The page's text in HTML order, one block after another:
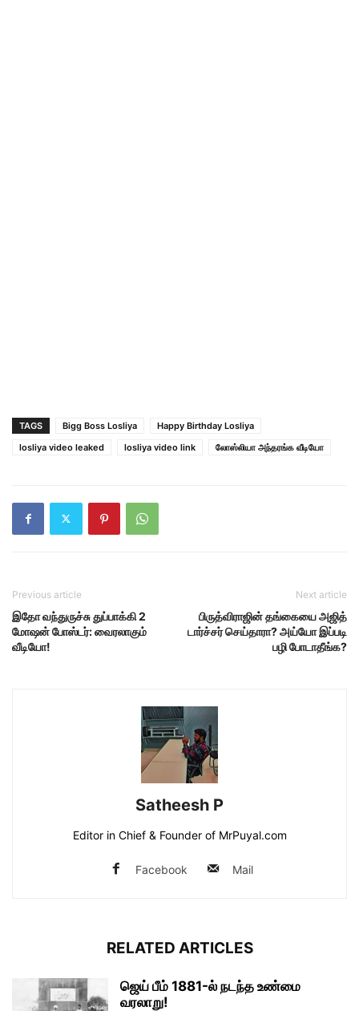
TAGS Bigg Boss Losliya
Happy Birthday Losliya
losliya video leaked
losliya video link லோஸ்லியா அந்தரங்க வீடியோ
Previous article
இதோ வந்துருச்சு துப்பாக்கி 2
மோஷன் போஸ்டர்: வைரலாகும்
வீடியோ!
Next article
பிருத்விராஜின் தங்கையை அஜித்
டார்ச்சர் செய்தாரா? அய்யோ இப்படி
பழி போடாதீங்க?
Satheesh P
Editor in Chief & Founder of MrPuyal.com
Facebook Mail
RELATED ARTICLES
ஜெய் பீம் 1881-ல் நடந்த உண்மை
வரலாறு!